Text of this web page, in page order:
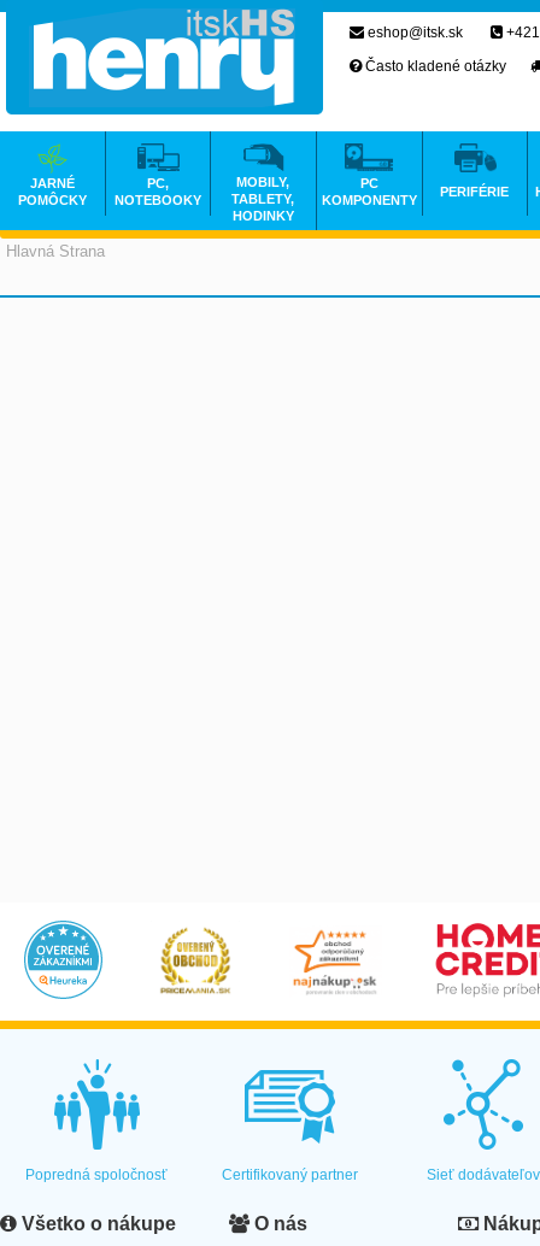
Hlavná Strana
eshop@itsk.sk
Často kladené otázky
JARNÉ
POMÔCKY
PC,
NOTEBOOKY
MOBILY,
TABLETY,
HODINKY
PC
KOMPONENTY
PERIFÉRIE
Popredná spoločnosť Certifikovaný partner Sieť dodávateľov
Všetko o nákupe O nás